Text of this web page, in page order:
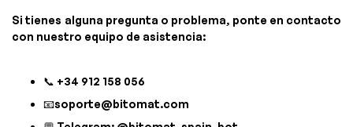
Si tienes alguna pregunta o problema, ponte en contacto
con nuestro equipo de asistencia:
📞 +34 912 158 056
📧soporte@bitomat.com